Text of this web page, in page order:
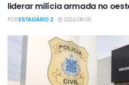
liderar milícia armada no
PORESTAGIÁRIO 2 2026/08/05